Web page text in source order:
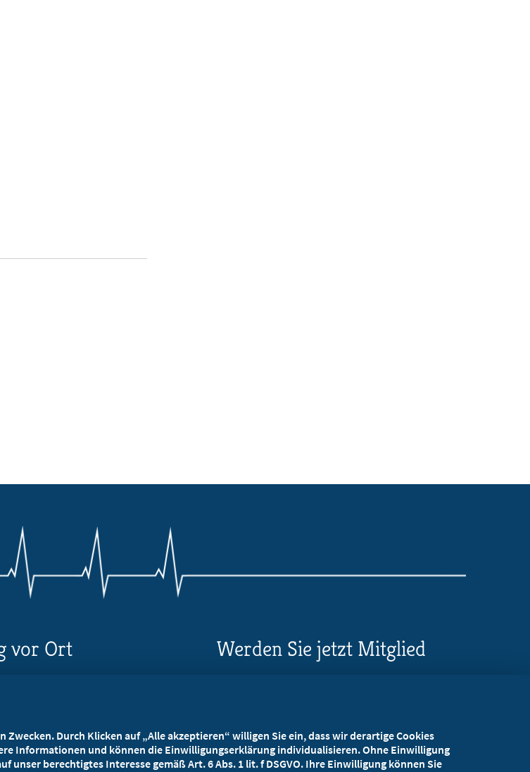
vor Ort Werden Sie jetzt Mitglied
Kostenlos für Studierende
Durch Klicken auf „Alle akzeptieren“ willigen Sie ein, dass wir derartige Cookies
Informationen und können die Einwilligungserklärung individualisieren. Ohne Einwilligung
berechtigtes Interesse gemäß Art. 6 Abs. 1 lit. f DSGVO. Ihre Einwilligung können Sie